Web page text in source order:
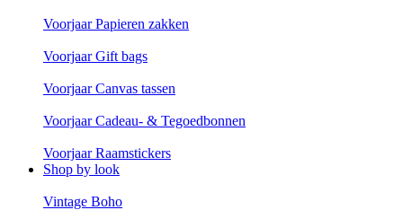
Voorjaar Papieren zakken
Voorjaar Gift bags
Voorjaar Canvas tassen
Voorjaar Cadeau- & Tegoedbonnen
Voorjaar Raamstickers
Shop by look
Vintage Boho